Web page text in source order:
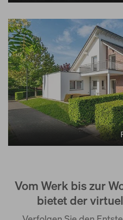
Vom Werk bis zur
bietet der